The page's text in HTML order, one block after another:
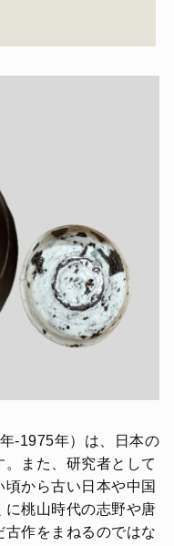
-1975年）は、日本の
また、研究者として
から古い日本や中国
桃山時代の志野や唐
作をまねるのではな